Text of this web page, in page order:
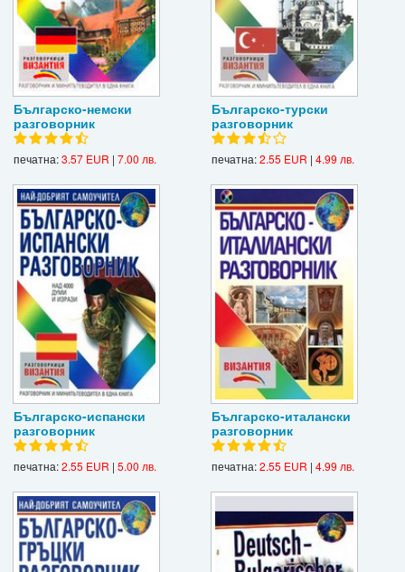
Българско-немски
разговорник
печатна:3.57 EUR | 7.00 лв.
Българско-турски
разговорник
печатна:2.55 EUR | 4.99 лв.
Българско-испански
разговорник
печатна:2.55 EUR | 5.00 лв.
Българско-италански
разговорник
печатна:2.55 EUR | 4.99 лв.